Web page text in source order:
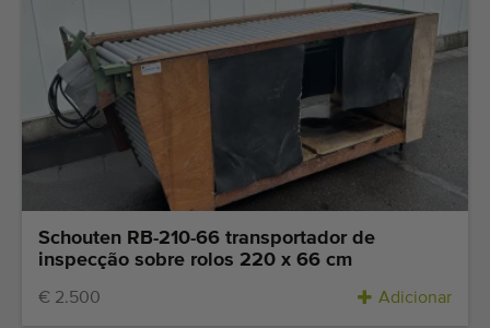
Schouten RB-210-66 transportador de
inspecção sobre rolos 220 x 66 cm
€ 2.500 Adicionar